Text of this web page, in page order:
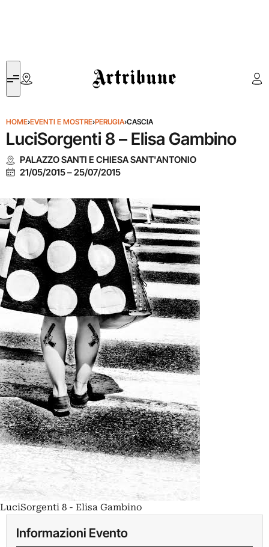
Artribune
HOME›EVENTI E MOSTRE›PERUGIA›CASCIA
LuciSorgenti 8 – Elisa Gambino
PALAZZO SANTI E CHIESA SANT'ANTONIO
21/05/2015–25/07/2015
LuciSorgenti 8 - Elisa Gambino
Informazioni Evento